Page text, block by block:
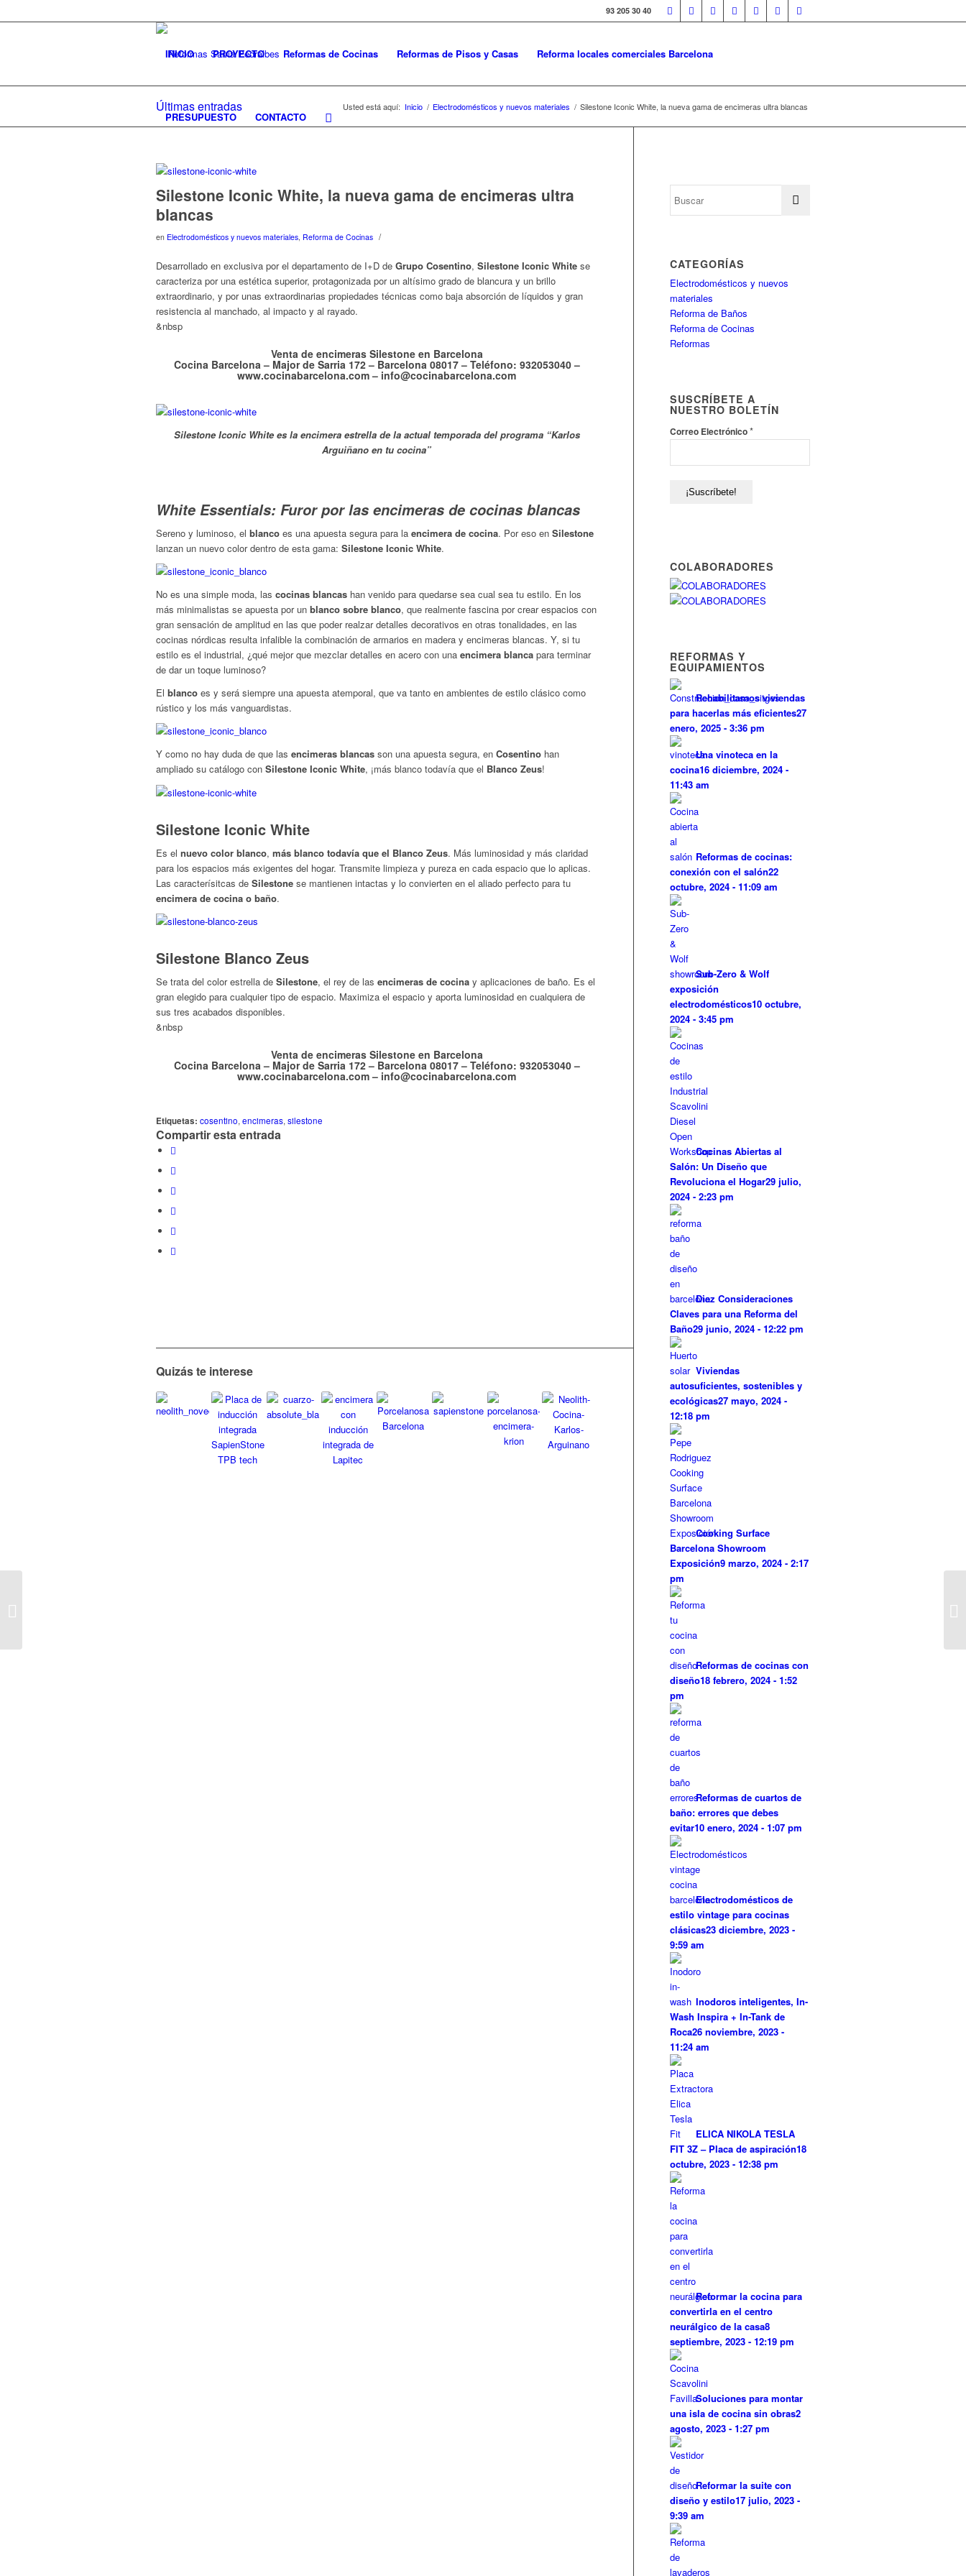
93 205 30 40
INICIO PROYECTO Reformas de Cocinas Reformas de Pisos y Casas Reforma locales comerciales Barcelona
PRESUPUESTO CONTACTO
Últimas entradas Usted está aquí: Inicio / Electrodomésticos y nuevos materiales / Silestone Iconic White, la nueva gama de encimeras ultra blancas
Silestone Iconic White, la nueva gama de encimeras ultra
blancas
en Electrodomésticos y nuevos materiales, Reforma de Cocinas /
Desarrollado en exclusiva por el departamento de I+D de Grupo Cosentino, Silestone Iconic White se
caracteriza por una estética superior, protagonizada por un altísimo grado de blancura y un brillo
extraordinario, y por unas extraordinarias propiedades técnicas como baja absorción de líquidos y gran
resistencia al manchado, al impacto y al rayado.
&nbsp
Venta de encimeras Silestone en Barcelona
Cocina Barcelona – Major de Sarria 172 – Barcelona 08017 – Teléfono: 932053040 –
www.cocinabarcelona.com – info@cocinabarcelona.com
Silestone Iconic White es la encimera estrella de la actual temporada del programa “Karlos
Arguiñano en tu cocina”
White Essentials: Furor por las encimeras de cocinas blancas
Sereno y luminoso, el blanco es una apuesta segura para la encimera de cocina. Por eso en Silestone
lanzan un nuevo color dentro de esta gama: Silestone Iconic White.
No es una simple moda, las cocinas blancas han venido para quedarse sea cual sea tu estilo. En los
más minimalistas se apuesta por un blanco sobre blanco, que realmente fascina por crear espacios con
gran sensación de amplitud en las que poder realzar detalles decorativos en otras tonalidades, en las
cocinas nórdicas resulta infalible la combinación de armarios en madera y encimeras blancas. Y, si tu
estilo es el industrial, ¿qué mejor que mezclar detalles en acero con una encimera blanca para terminar
de dar un toque luminoso?
El blanco es y será siempre una apuesta atemporal, que va tanto en ambientes de estilo clásico como
rústico y los más vanguardistas.
Y como no hay duda de que las encimeras blancas son una apuesta segura, en Cosentino han
ampliado su catálogo con Silestone Iconic White, ¡más blanco todavía que el Blanco Zeus!
Silestone Iconic White
Es el nuevo color blanco, más blanco todavía que el Blanco Zeus. Más luminosidad y más claridad
para los espacios más exigentes del hogar. Transmite limpieza y pureza en cada espacio que lo aplicas.
Las caracterísitcas de Silestone se mantienen intactas y lo convierten en el aliado perfecto para tu
encimera de cocina o baño.
Silestone Blanco Zeus
Se trata del color estrella de Silestone, el rey de las encimeras de cocina y aplicaciones de baño. Es el
gran elegido para cualquier tipo de espacio. Maximiza el espacio y aporta luminosidad en cualquiera de
sus tres acabados disponibles.
&nbsp
Venta de encimeras Silestone en Barcelona
Cocina Barcelona – Major de Sarria 172 – Barcelona 08017 – Teléfono: 932053040 –
www.cocinabarcelona.com – info@cocinabarcelona.com
Etiquetas: cosentino, encimeras, silestone
Compartir esta entrada
Quizás te interese
CATEGORÍAS
Electrodomésticos y nuevos
materiales
Reforma de Baños
Reforma de Cocinas
Reformas
SUSCRÍBETE A
NUESTRO BOLETÍN
Correo Electrónico*
COLABORADORES
REFORMAS Y
EQUIPAMIENTOS
Rehabilitamos viviendas
para hacerlas más eficientes27
enero, 2025 - 3:36 pm
Una vinoteca en la
cocina16 diciembre, 2024 -
11:43 am
Reformas de cocinas:
conexión con el salón22
octubre, 2024 - 11:09 am
Sub-Zero & Wolf
exposición
electrodomésticos10 octubre,
2024 - 3:45 pm
Cocinas Abiertas al
Salón: Un Diseño que
Revoluciona el Hogar29 julio,
2024 - 2:23 pm
Diez Consideraciones
Claves para una Reforma del
Baño29 junio, 2024 - 12:22 pm
Viviendas
autosuficientes, sostenibles y
ecológicas27 mayo, 2024 -
12:18 pm
Cooking Surface
Barcelona Showroom
Exposición9 marzo, 2024 - 2:17
pm
Reformas de cocinas con
diseño18 febrero, 2024 - 1:52
pm
Reformas de cuartos de
baño: errores que debes
evitar10 enero, 2024 - 1:07 pm
Electrodomésticos de
estilo vintage para cocinas
clásicas23 diciembre, 2023 -
9:59 am
Inodoros inteligentes, In-
Wash Inspira + In-Tank de
Roca26 noviembre, 2023 -
11:24 am
ELICA NIKOLA TESLA
FIT 3Z – Placa de aspiración18
octubre, 2023 - 12:38 pm
Reformar la cocina para
convertirla en el centro
neurálgico de la casa8
septiembre, 2023 - 12:19 pm
Soluciones para montar
una isla de cocina sin obras2
agosto, 2023 - 1:27 pm
Reformar la suite con
diseño y estilo17 julio, 2023 -
9:39 am